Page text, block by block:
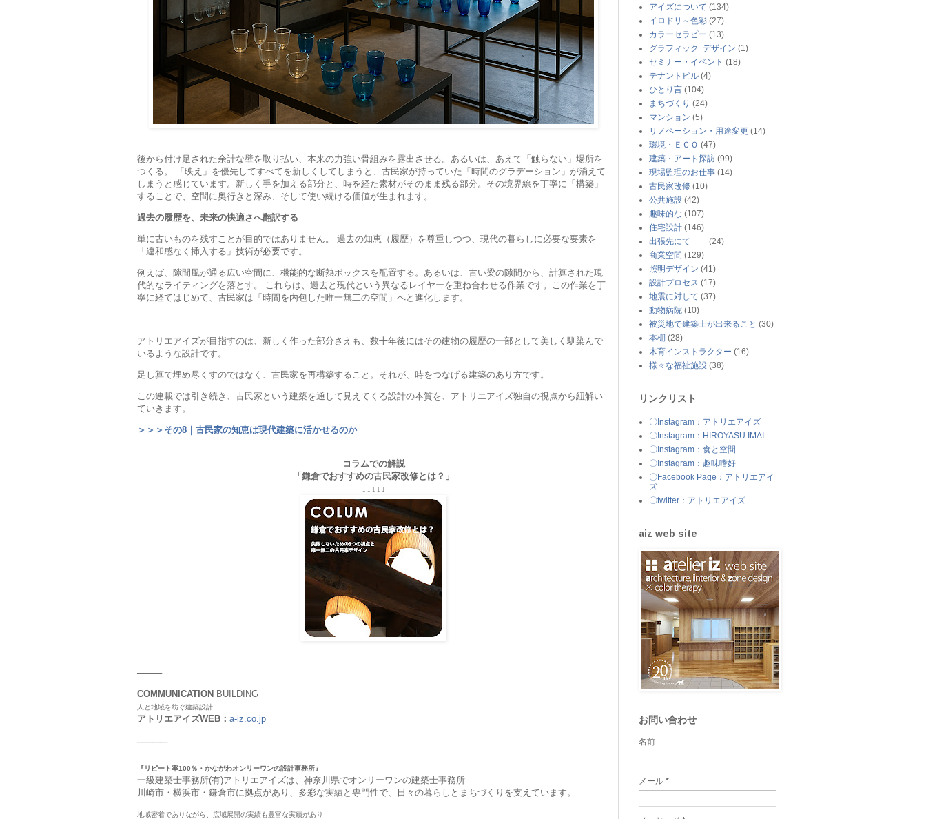
後から付け足された余計な壁を取り払い、本来の力強い骨組みを露出させる。あるいは、あえて「触らない」場所を
つくる。 「映え」を優先してすべてを新しくしてしまうと、古民家が持っていた「時間のグラデーション」が消えて
しまうと感じています。新しく手を加える部分と、時を経た素材がそのまま残る部分。その境界線を丁寧に「構築」
することで、空間に奥行きと深み、そして使い続ける価値が生まれます。
過去の履歴を、未来の快適さへ翻訳する
単に古いものを残すことが目的ではありません。 過去の知恵（履歴）を尊重しつつ、現代の暮らしに必要な要素を
「違和感なく挿入する」技術が必要です。
例えば、隙間風が通る広い空間に、機能的な断熱ボックスを配置する。あるいは、古い梁の隙間から、計算された現
代的なライティングを落とす。 これらは、過去と現代という異なるレイヤーを重ね合わせる作業です。この作業を丁
寧に経てはじめて、古民家は「時間を内包した唯一無二の空間」へと進化します。
アトリエアイズが目指すのは、新しく作った部分さえも、数十年後にはその建物の履歴の一部として美しく馴染んで
いるような設計です。
足し算で埋め尽くすのではなく、古民家を再構築すること。それが、時をつなげる建築のあり方です。
この連載では引き続き、古民家という建築を通して見えてくる設計の本質を、アトリエアイズ独自の視点から紐解い
ていきます。
＞＞＞その8｜古民家の知恵は現代建築に活かせるのか
コラムでの解説
「鎌倉でおすすめの古民家改修とは？」
↓↓↓↓↓
────
COMMUNICATION BUILDING
人と地域を紡ぐ建築設計
アトリエアイズWEB： a-iz.co.jp
────
『リピート率100％・かながわオンリーワンの設計事務所』
一級建築士事務所(有)アトリエアイズは、神奈川県でオンリーワンの建築士事務所
川崎市・横浜市・鎌倉市に拠点があり、多彩な実績と専門性で、日々の暮らしとまちづくりを支えています。
地域密着でありながら、広域展開の実績も豊富な実績があり
アイズについて (134)
イロドリ～色彩 (27)
カラーセラピー (13)
グラフィック･デザイン (1)
セミナー・イベント (18)
テナントビル (4)
ひとり言 (104)
まちづくり (24)
マンション (5)
リノベーション・用途変更 (14)
環境・ＥＣＯ (47)
建築・アート探訪 (99)
現場監理のお仕事 (14)
古民家改修 (10)
公共施設 (42)
趣味的な (107)
住宅設計 (146)
出張先にて････ (24)
商業空間 (129)
照明デザイン (41)
設計プロセス (17)
地震に対して (37)
動物病院 (10)
被災地で建築士が出来ること (30)
本棚 (28)
木育インストラクター (16)
様々な福祉施設 (38)
リンクリスト
〇Instagram：アトリエアイズ
〇Instagram：HIROYASU.IMAI
〇Instagram：食と空間
〇Instagram：趣味嗜好
〇Facebook Page：アトリエアイ
ズ
〇twitter：アトリエアイズ
aiz web site
お問い合わせ
名前
メール *